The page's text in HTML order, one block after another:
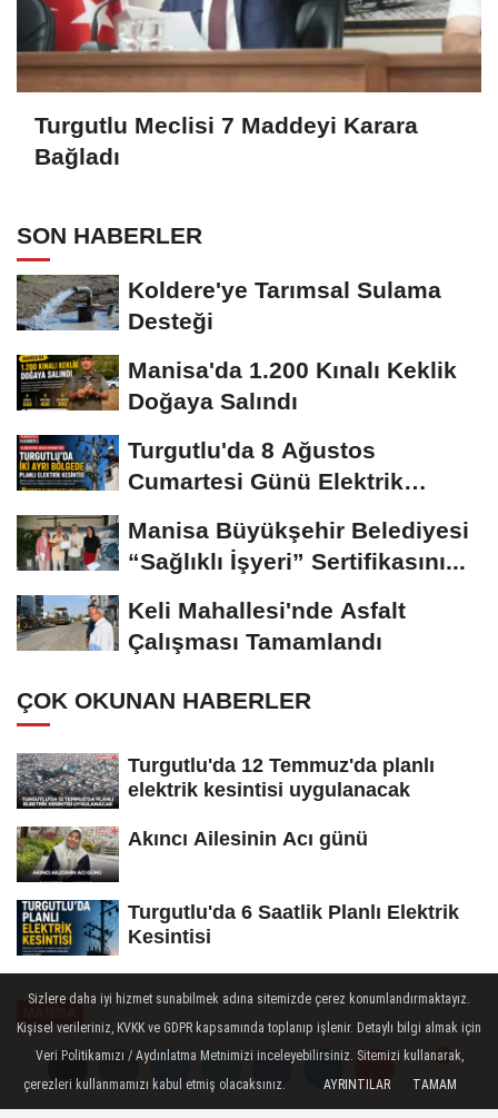
Yorumlar
Turgutlu Meclisi 7 Maddeyi Karara
Bağladı
SON HABERLER
Koldere'ye Tarımsal Sulama
Desteği
Manisa'da 1.200 Kınalı Keklik
Doğaya Salındı
Turgutlu'da 8 Ağustos
Cumartesi Günü Elektrik
Manisa Büyükşehir Belediyesi
“Sağlıklı İşyeri” Sertifikasını...
Keli Mahallesi'nde Asfalt
Çalışması Tamamlandı
ÇOK OKUNAN HABERLER
Turgutlu'da 12 Temmuz'da planlı
elektrik kesintisi uygulanacak
Akıncı Ailesinin Acı günü
Turgutlu'da 6 Saatlik Planlı Elektrik
Kesintisi
Yayınlanma: 21 Şubat 2026 - 20:35
Başkan Dutlulu, Gölmarmara'da
Yorumlar
Sizlere daha iyi hizmet sunabilmek adına sitemizde çerez konumlandırmaktayız.
Kişisel verileriniz, KVKK ve GDPR kapsamında toplanıp işlenir. Detaylı bilgi almak için
Veri Politikamızı / Aydınlatma Metnimizi inceleyebilirsiniz. Sitemizi kullanarak,
çerezleri kullanmamızı kabul etmiş olacaksınız.
AYRINTILAR TAMAM